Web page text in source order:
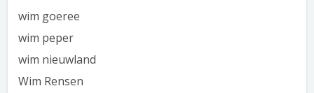
wim goeree
wim peper
wim nieuwland
Wim Rensen